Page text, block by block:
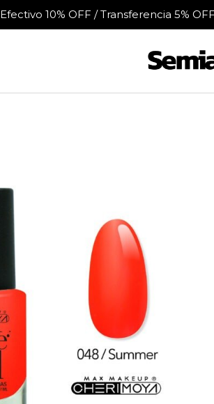
Efectivo 10% OFF / Transferencia 5%